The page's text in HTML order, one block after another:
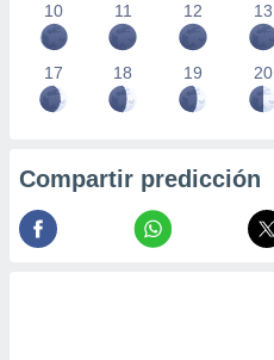
10 11 12 13
17 18 19 20
Compartir predicción